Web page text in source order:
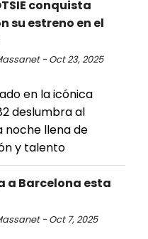
conquista
su estreno en el
- Oct 23, 2025
en la icónica
deslumbra al
noche llena de
y talento
a Barcelona esta
- Oct 7, 2025